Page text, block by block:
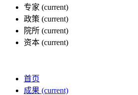
专家 (current)
政策 (current)
院所 (current)
资本 (current)
首页
成果 (current)